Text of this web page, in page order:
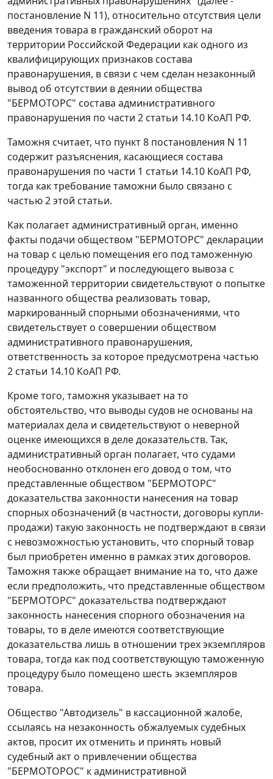
постановление N 11), относительно отсутствия цели
введения товара в гражданский оборот на
территории Российской Федерации как одного из
квалифицирующих признаков состава
правонарушения, в связи с чем сделан незаконный
вывод об отсутствии в деянии общества
"БЕРМОТОРС" состава административного
правонарушения по части 2 статьи 14.10 КоАП РФ.
Таможня считает, что пункт 8 постановления N 11
содержит разъяснения, касающиеся состава
правонарушения по части 1 статьи 14.10 КоАП РФ,
тогда как требование таможни было связано с
частью 2 этой статьи.
Как полагает административный орган, именно
факты подачи обществом "БЕРМОТОРС" декларации
на товар с целью помещения его под таможенную
процедуру "экспорт" и последующего вывоза с
таможенной территории свидетельствуют о попытке
названного общества реализовать товар,
маркированный спорными обозначениями, что
свидетельствует о совершении обществом
административного правонарушения,
ответственность за которое предусмотрена частью
2 статьи 14.10 КоАП РФ.
Кроме того, таможня указывает на то
обстоятельство, что выводы судов не основаны на
материалах дела и свидетельствуют о неверной
оценке имеющихся в деле доказательств. Так,
административный орган полагает, что судами
необоснованно отклонен его довод о том, что
представленные обществом "БЕРМОТОРС"
доказательства законности нанесения на товар
спорных обозначений (в частности, договоры купли-
продажи) такую законность не подтверждают в связи
с невозможностью установить, что спорный товар
был приобретен именно в рамках этих договоров.
Таможня также обращает внимание на то, что даже
если предположить, что представленные обществом
"БЕРМОТОРС" доказательства подтверждают
законность нанесения спорного обозначения на
товары, то в деле имеются соответствующие
доказательства лишь в отношении трех экземпляров
товара, тогда как под соответствующую таможенную
процедуру было помещено шесть экземпляров
товара.
Общество "Автодизель" в кассационной жалобе,
ссылаясь на незаконность обжалуемых судебных
актов, просит их отменить и принять новый
судебный акт о привлечении общества
"БЕРМОТОРОС" к административной